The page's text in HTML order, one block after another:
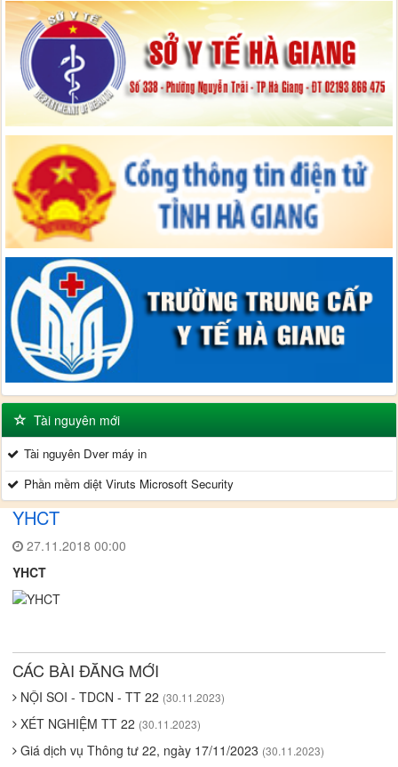
Tài nguyên mới
Tài nguyên Dver máy in
Phần mềm diệt Viruts Microsoft Security
YHCT
27.11.2018 00:00
YHCT
CÁC BÀI ĐĂNG MỚI
NỘI SOI - TDCN - TT 22 (30.11.2023)
XÉT NGHIỆM TT 22 (30.11.2023)
Giá dịch vụ Thông tư 22, ngày 17/11/2023 (30.11.2023)